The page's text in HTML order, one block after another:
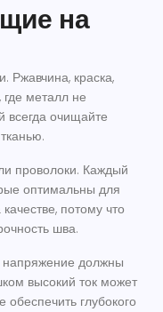
на
Ржавчина, краска,
металл не
всегда очищайте
проволоки. Каждый
оптимальны для
потому что
шва.
должны
высокий ток может
глубокого